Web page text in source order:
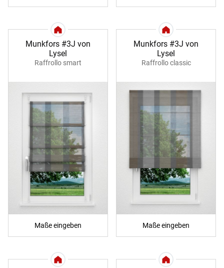
Munkfors #3J von
Lysel
Raffrollo smart
Maße eingeben
Munkfors #3J von
Lysel
Raffrollo classic
Maße eingeben